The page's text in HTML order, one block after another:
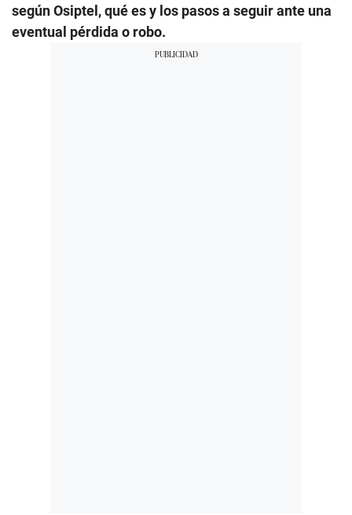
según Osiptel, qué es y los pasos a seguir ante una
eventual pérdida o robo.